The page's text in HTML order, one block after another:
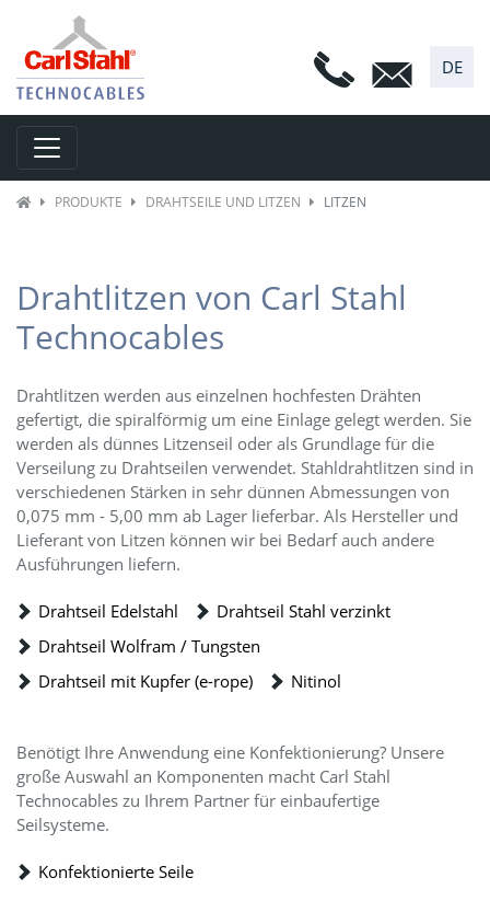
DE
Toggle navigation
PRODUKTE DRAHTSEILE UND LITZEN LITZEN
Drahtlitzen von Carl Stahl
Technocables
Drahtlitzen werden aus einzelnen hochfesten Drähten
gefertigt, die spiralförmig um eine Einlage gelegt werden. Sie
werden als dünnes Litzenseil oder als Grundlage für die
Verseilung zu Drahtseilen verwendet. Stahldrahtlitzen sind in
verschiedenen Stärken in sehr dünnen Abmessungen von
0,075 mm - 5,00 mm ab Lager lieferbar. Als Hersteller und
Lieferant von Litzen können wir bei Bedarf auch andere
Ausführungen liefern.
Drahtseil Edelstahl
Drahtseil Stahl verzinkt
Drahtseil Wolfram / Tungsten
Drahtseil mit Kupfer (e-rope)
Nitinol
Benötigt Ihre Anwendung eine Konfektionierung? Unsere
große Auswahl an Komponenten macht Carl Stahl
Technocables zu Ihrem Partner für einbaufertige
Seilsysteme.
Konfektionierte Seile